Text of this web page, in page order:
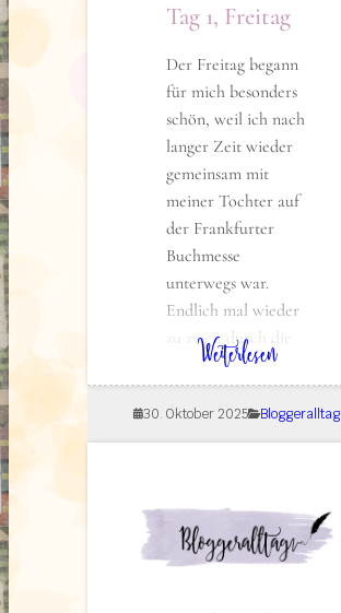
Weiterlesen: Messebericht Frankfurter Buchmesse 2025
Tag 1, Freitag
Der Freitag begann
für mich besonders
schön, weil ich nach
langer Zeit wieder
gemeinsam mit
meiner Tochter auf
der Frankfurter
Buchmesse
unterwegs war.
Endlich mal wieder
zu zweit durch die
Hallen zu gehen,
war ein sehr
gelungener Start.
Für sie ging es am
Hause, während für
mich noch ein
30. Oktober 2025 Bloggeralltag